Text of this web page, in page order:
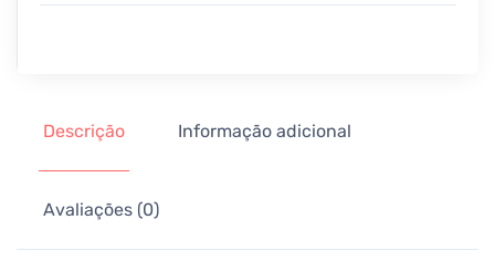
Descrição Informação adicional
Avaliações (0)